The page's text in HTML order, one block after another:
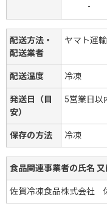
-
配送方法・
配送業者
ヤマト運輸
配送温度 冷凍
発送日（目
安）
5営業日以
保存の方法 冷凍
食品関連事業者の氏名
佐賀冷凍食品株式会社